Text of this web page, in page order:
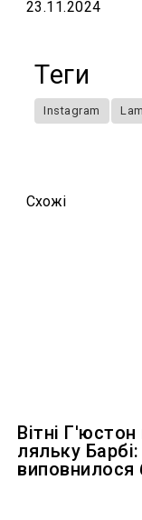
23.11.2024
Теги
Instagram
Схожi
Вітні
ляльку
виповнилося